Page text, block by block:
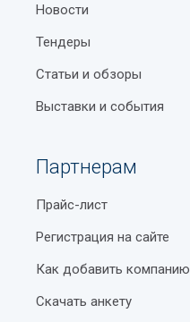
Новости
Тендеры
Статьи и обзоры
Выставки и события
Партнерам
Прайс-лист
Регистрация на сайте
Как добавить компанию
Скачать анкету